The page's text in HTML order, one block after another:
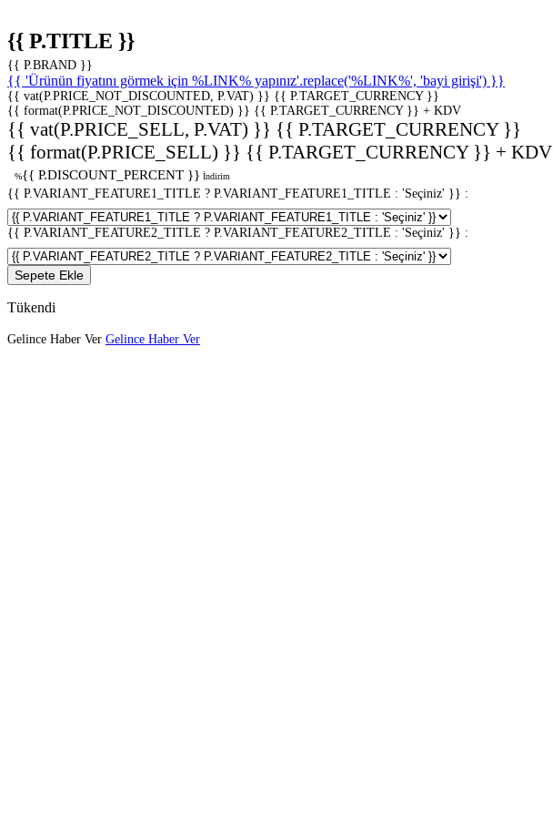
{{ P.TITLE }}
{{ P.BRAND }}
{{ 'Ürünün fiyatını görmek için %LINK% yapınız'.replace('%LINK%', 'bayi girişi') }}
{{ vat(P.PRICE_NOT_DISCOUNTED, P.VAT) }} {{ P.TARGET_CURRENCY }}
{{ format(P.PRICE_NOT_DISCOUNTED) }} {{ P.TARGET_CURRENCY }} + KDV
{{ vat(P.PRICE_SELL, P.VAT) }} {{ P.TARGET_CURRENCY }}
{{ format(P.PRICE_SELL) }} {{ P.TARGET_CURRENCY }} + KDV
%{{ P.DISCOUNT_PERCENT }} İndirim
{{ P.VARIANT_FEATURE1_TITLE ? P.VARIANT_FEATURE1_TITLE : 'Seçiniz' }} :
{{ P.VARIANT_FEATURE2_TITLE ? P.VARIANT_FEATURE2_TITLE : 'Seçiniz' }} :
Sepete Ekle
Tükendi
Gelince Haber Ver Gelince Haber Ver